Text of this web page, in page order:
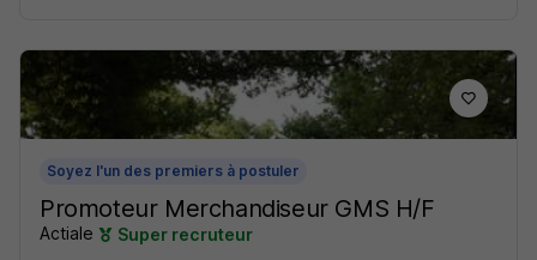
Soyez l'un des premiers à postuler
Promoteur Merchandiseur GMS H/F
Actiale Super recruteur